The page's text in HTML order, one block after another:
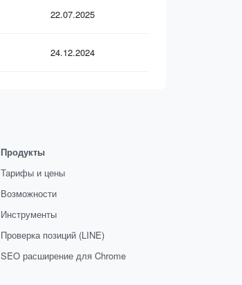
22.07.2025
24.12.2024
Продукты
Тарифы и цены
Возможности
Инструменты
Проверка позиций (LINE)
SEO расширение для Chrome